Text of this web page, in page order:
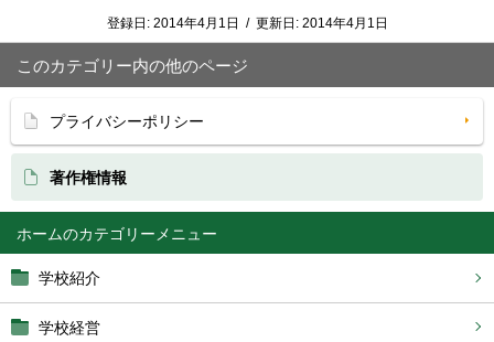
ホーム
学校紹介
学校経営
登録日: 2014年4月1日 / 更新日: 2014年4月1日
このカテゴリー内の他のページ
プライバシーポリシー
著作権情報